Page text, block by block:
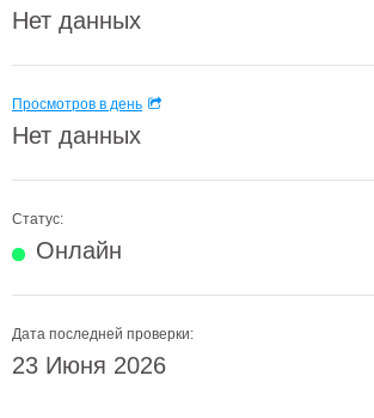
Нет данных
Просмотров в день
Нет данных
Статус:
Онлайн
Дата последней проверки:
23 Июня 2026